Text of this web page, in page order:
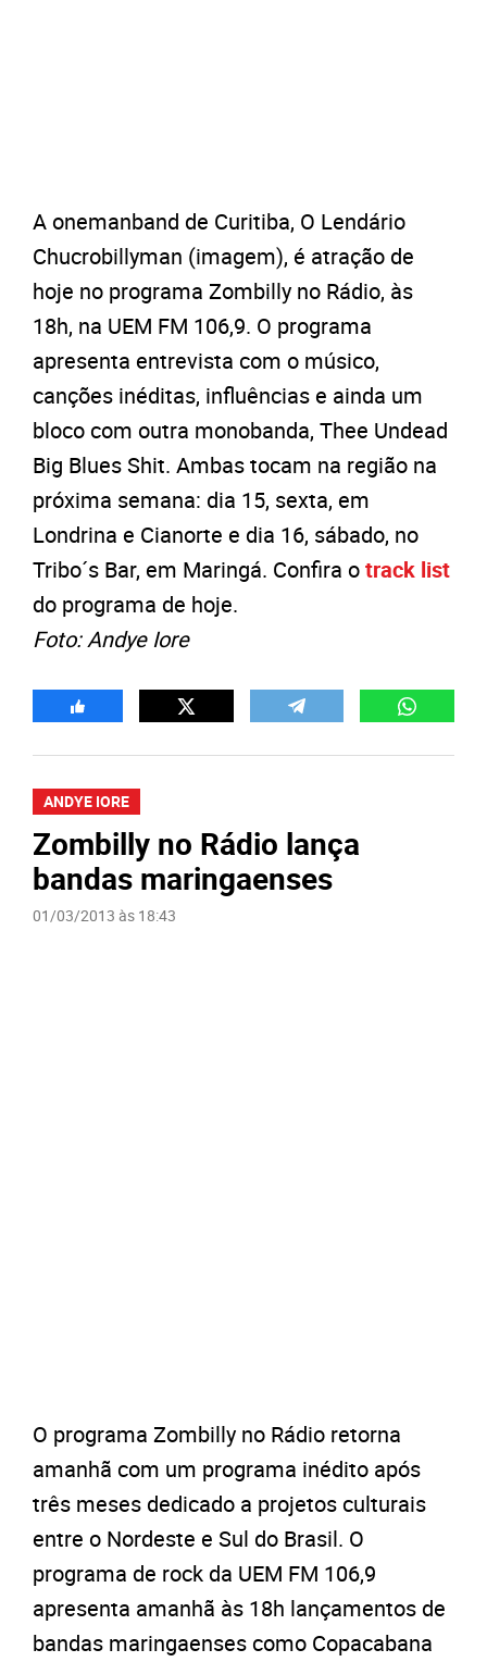
A onemanband de Curitiba, O Lendário
Chucrobillyman (imagem), é atração de
hoje no programa Zombilly no Rádio, às
18h, na UEM FM 106,9. O programa
apresenta entrevista com o músico,
canções inéditas, influências e ainda um
bloco com outra monobanda, Thee Undead
Big Blues Shit. Ambas tocam na região na
próxima semana: dia 15, sexta, em
Londrina e Cianorte e dia 16, sábado, no
Tribo´s Bar, em Maringá. Confira otrack list
do programa de hoje.
Foto: Andye Iore
ANDYE IORE
Zombilly no Rádio lança
bandas maringaenses
01/03/2013 às 18:43
O programa Zombilly no Rádio retorna
amanhã com um programa inédito após
três meses dedicado a projetos culturais
entre o Nordeste e Sul do Brasil. O
programa de rock da UEM FM 106,9
apresenta amanhã às 18h lançamentos de
bandas maringaenses como Copacabana